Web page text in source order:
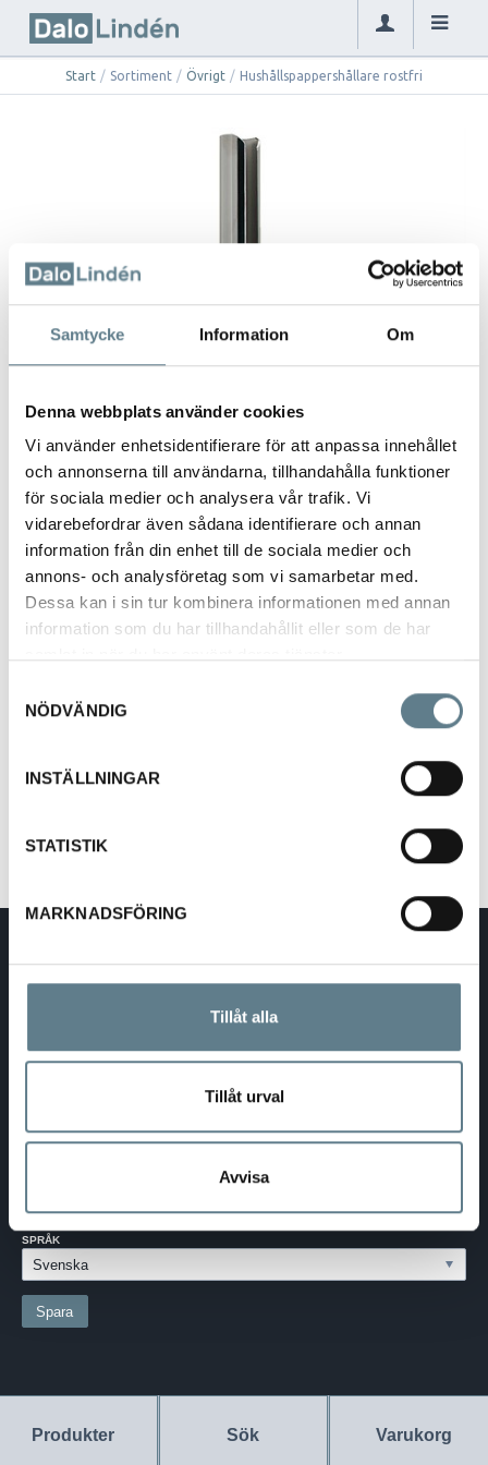
Samtycke Information Om
Denna webbplats använder cookies
Vi använder enhetsidentifierare för att anpassa innehållet
och annonserna till användarna, tillhandahålla funktioner
för sociala medier och analysera vår trafik. Vi
vidarebefordrar även sådana identifierare och annan
information från din enhet till de sociala medier och
annons- och analysföretag som vi samarbetar med.
Dessa kan i sin tur kombinera informationen med annan
information som du har tillhandahållit eller som de har
NÖDVÄNDIG
INSTÄLLNINGAR
STATISTIK
MARKNADSFÖRING
Tillåt alla
Tillåt urval
Avvisa
Produkter Sök Varukorg
Start / Sortiment / Övrigt / Hushållspappershållare rostfri
Hushållspappershållare rostfri
Hushållspappershållare Bordsmodell
Org.nr: 556526-6599
SVERIGE - SEK
SVERIGE
SPRÅK